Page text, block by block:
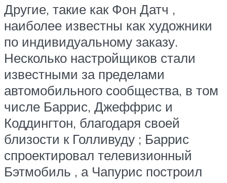
Другие, такие как Фон Датч ,
наиболее известны как художники
по индивидуальному заказу.
Несколько настройщиков стали
известными за пределами
автомобильного сообщества, в том
числе Баррис, Джеффрис и
Коддингтон, благодаря своей
близости к Голливуду ; Баррис
спроектировал телевизионный
Бэтмобиль , а Чапурис построил